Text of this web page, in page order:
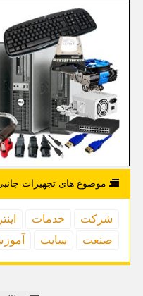
موضوع های تجهیزات
شركت خدمات
صنعت
سایت